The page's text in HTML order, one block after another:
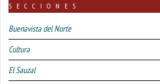
SECCIONES
Buenavista del Norte
Cultura
El Sauzal